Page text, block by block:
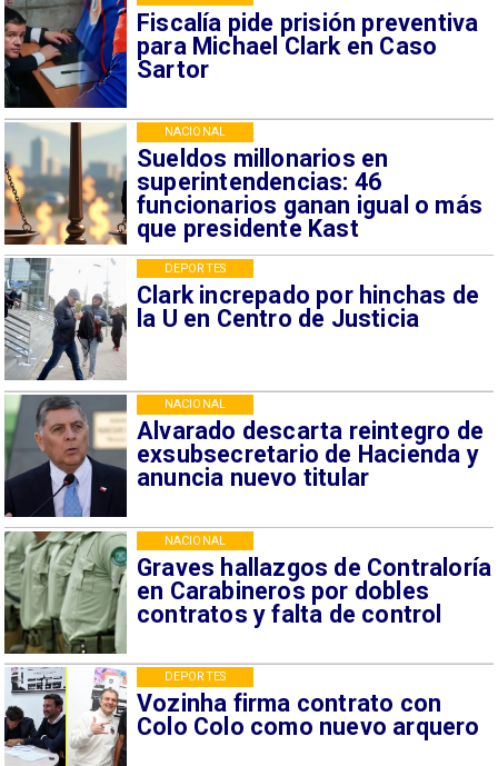
Fiscalía pide prisión preventiva
para Michael Clark en Caso
Sartor
Sueldos millonarios en
superintendencias: 46
funcionarios ganan igual o más
que presidente Kast
NACIONAL
Clark increpado por hinchas de
la U en Centro de Justicia
DEPORTES
Alvarado descarta reintegro de
exsubsecretario de Hacienda y
anuncia nuevo titular
NACIONAL
Graves hallazgos de Contraloría
en Carabineros por dobles
contratos y falta de control
NACIONAL
Vozinha firma contrato con
Colo Colo como nuevo arquero
DEPORTES